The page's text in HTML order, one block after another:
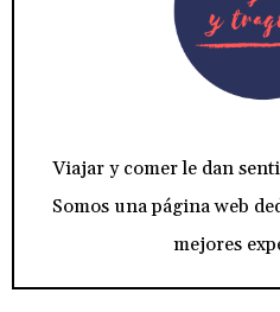
Viajar y comer le dan
Somos una página web
mejores